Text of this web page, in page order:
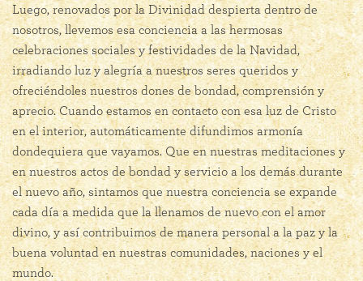
Luego, renovados por la Divinidad despierta dentro de
nosotros, llevemos esa conciencia a las hermosas
celebraciones sociales y festividades de la Navidad,
irradiando luz y alegría a nuestros seres queridos y
ofreciéndoles nuestros dones de bondad, comprensión y
aprecio. Cuando estamos en contacto con esa luz de Cristo
en el interior, automáticamente difundimos armonía
dondequiera que vayamos. Que en nuestras meditaciones y
en nuestros actos de bondad y servicio a los demás durante
el nuevo año, sintamos que nuestra conciencia se expande
cada día a medida que la llenamos de nuevo con el amor
divino, y así contribuimos de manera personal a la paz y la
buena voluntad en nuestras comunidades, naciones y el
mundo.